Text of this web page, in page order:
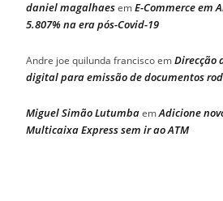
daniel magalhaesemE-Commerce em
5.807% na era pós-Covid-19
Andre joe quilunda franciscoemDirecção
digital para emissão de documentos
Miguel Simão LutumbaemAdicione
Multicaixa Express sem ir ao ATM